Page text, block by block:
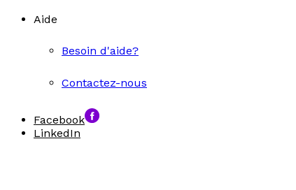
Aide
Besoin d'aide?
Contactez-nous
Facebook
LinkedIn